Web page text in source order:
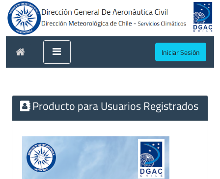
Iniciar Sesión
Producto para Usuarios Registrados